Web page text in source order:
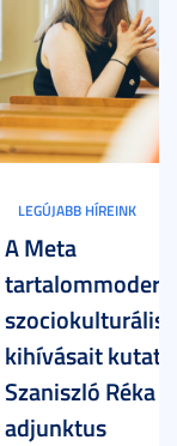
LEGÚJABB HÍREINK
A Meta
szociokulturális
kihívásait
Szaniszló Réka
adjunktus